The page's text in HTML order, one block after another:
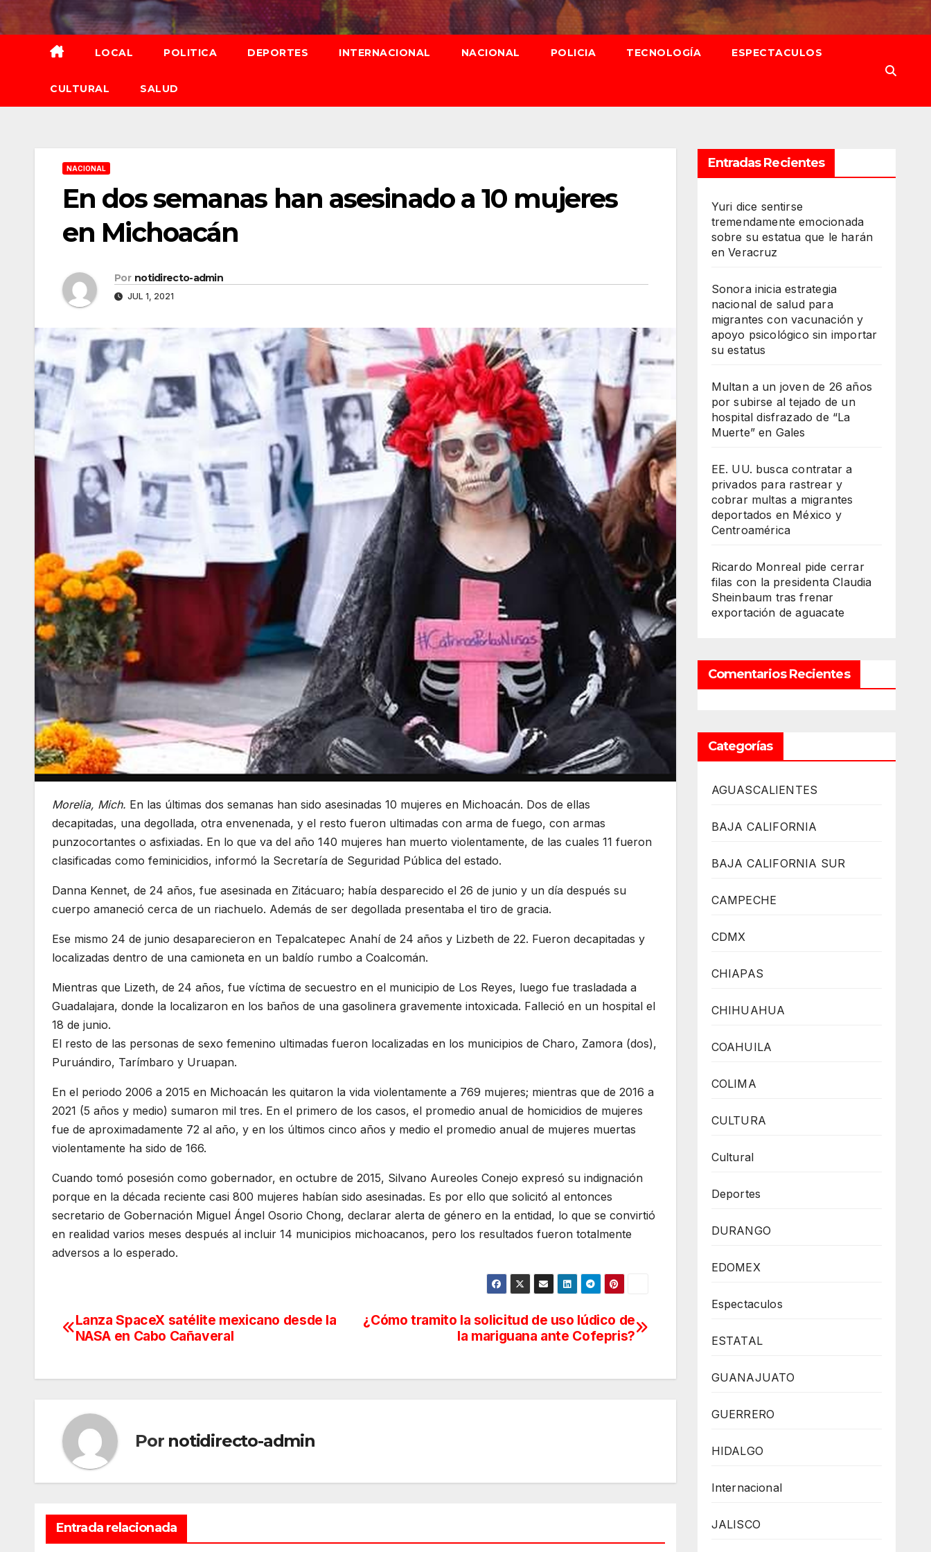
al
contenido
LOCAL POLITICA DEPORTES INTERNACIONAL NACIONAL POLICIA TECNOLOGÍA ESPECTACULOS
CULTURAL SALUD
NACIONAL
En dos semanas han asesinado a 10 mujeres
en Michoacán
Por notidirecto-admin
JUL 1, 2021
Morelia, Mich. En las últimas dos semanas han sido asesinadas 10 mujeres en Michoacán. Dos de ellas
decapitadas, una degollada, otra envenenada, y el resto fueron ultimadas con arma de fuego, con armas
punzocortantes o asfixiadas. En lo que va del año 140 mujeres han muerto violentamente, de las cuales 11 fueron
clasificadas como feminicidios, informó la Secretaría de Seguridad Pública del estado.
Danna Kennet, de 24 años, fue asesinada en Zitácuaro; había desparecido el 26 de junio y un día después su
cuerpo amaneció cerca de un riachuelo. Además de ser degollada presentaba el tiro de gracia.
Ese mismo 24 de junio desaparecieron en Tepalcatepec Anahí de 24 años y Lizbeth de 22. Fueron decapitadas y
localizadas dentro de una camioneta en un baldío rumbo a Coalcomán.
Mientras que Lizeth, de 24 años, fue víctima de secuestro en el municipio de Los Reyes, luego fue trasladada a
Guadalajara, donde la localizaron en los baños de una gasolinera gravemente intoxicada. Falleció en un hospital el
18 de junio.
El resto de las personas de sexo femenino ultimadas fueron localizadas en los municipios de Charo, Zamora (dos),
Puruándiro, Tarímbaro y Uruapan.
En el periodo 2006 a 2015 en Michoacán les quitaron la vida violentamente a 769 mujeres; mientras que de 2016 a
2021 (5 años y medio) sumaron mil tres. En el primero de los casos, el promedio anual de homicidios de mujeres
fue de aproximadamente 72 al año, y en los últimos cinco años y medio el promedio anual de mujeres muertas
violentamente ha sido de 166.
Cuando tomó posesión como gobernador, en octubre de 2015, Silvano Aureoles Conejo expresó su indignación
porque en la década reciente casi 800 mujeres habían sido asesinadas. Es por ello que solicitó al entonces
secretario de Gobernación Miguel Ángel Osorio Chong, declarar alerta de género en la entidad, lo que se convirtió
en realidad varios meses después al incluir 14 municipios michoacanos, pero los resultados fueron totalmente
adversos a lo esperado.
Navegación
entradas
¿Cómo tramito la solicitud de uso lúdico de
la mariguana ante Cofepris?
Lanza SpaceX satélite mexicano desde la
NASA en Cabo Cañaveral
Por notidirecto-admin
Entrada relacionada
Entradas Recientes
Yuri dice sentirse
tremendamente emocionada
sobre su estatua que le harán
en Veracruz
Sonora inicia estrategia
nacional de salud para
migrantes con vacunación y
apoyo psicológico sin importar
su estatus
Multan a un joven de 26 años
por subirse al tejado de un
hospital disfrazado de “La
Muerte” en Gales
EE. UU. busca contratar a
privados para rastrear y
cobrar multas a migrantes
deportados en México y
Centroamérica
Ricardo Monreal pide cerrar
filas con la presidenta Claudia
Sheinbaum tras frenar
exportación de aguacate
Comentarios Recientes
Categorías
AGUASCALIENTES
BAJA CALIFORNIA
BAJA CALIFORNIA SUR
CAMPECHE
CDMX
CHIAPAS
CHIHUAHUA
COAHUILA
COLIMA
CULTURA
Cultural
Deportes
DURANGO
EDOMEX
Espectaculos
ESTATAL
GUANAJUATO
GUERRERO
HIDALGO
Internacional
JALISCO